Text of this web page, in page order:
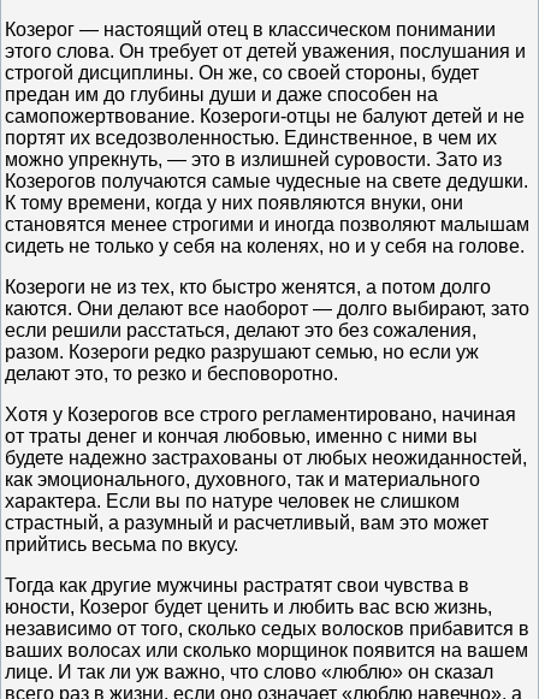
Козерог — настоящий отец в классическом понимании
этого слова. Он требует от детей уважения, послушания и
строгой дисциплины. Он же, со своей стороны, будет
предан им до глубины души и даже способен на
самопожертвование. Козероги-отцы не балуют детей и не
портят их вседозволенностью. Единственное, в чем их
можно упрекнуть, — это в излишней суровости. Зато из
Козерогов получаются самые чудесные на свете дедушки.
К тому времени, когда у них появляются внуки, они
становятся менее строгими и иногда позволяют малышам
сидеть не только у себя на коленях, но и у себя на голове.
Козероги не из тех, кто быстро женятся, а потом долго
каются. Они делают все наоборот — долго выбирают, зато
если решили расстаться, делают это без сожаления,
разом. Козероги редко разрушают семью, но если уж
делают это, то резко и бесповоротно.
Хотя у Козерогов все строго регламентировано, начиная
от траты денег и кончая любовью, именно с ними вы
будете надежно застрахованы от любых неожиданностей,
как эмоционального, духовного, так и материального
характера. Если вы по натуре человек не слишком
страстный, а разумный и расчетливый, вам это может
прийтись весьма по вкусу.
Тогда как другие мужчины растратят свои чувства в
юности, Козерог будет ценить и любить вас всю жизнь,
независимо от того, сколько седых волосков прибавится в
ваших волосах или сколько морщинок появится на вашем
лице. И так ли уж важно, что слово «люблю» он сказал
всего раз в жизни, если оно означает «люблю навечно», а